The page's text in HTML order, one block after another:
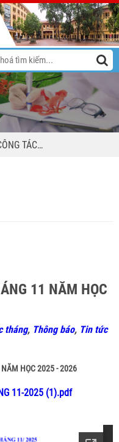
TÁC
11 NĂM HỌC
tháng, Thông báo, Tin tức
NĂM HỌC 2025 - 2026
11-2025 (1).pdf